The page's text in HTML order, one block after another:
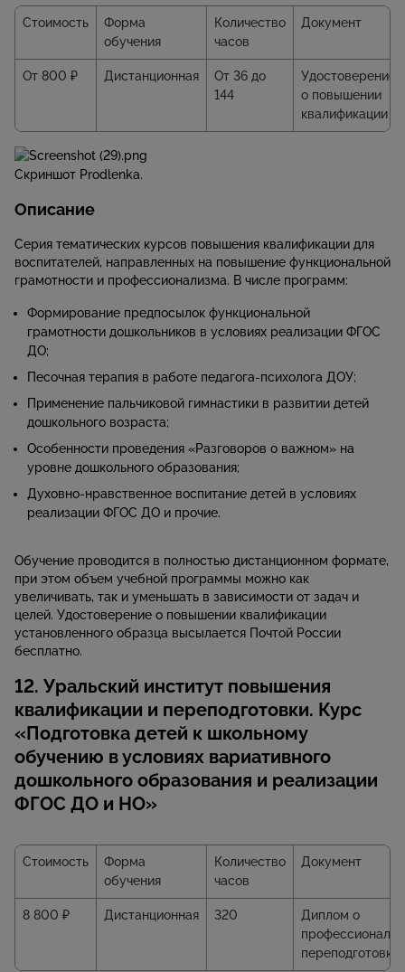
Стоимость
Форма
обучения
Количество
часов
Документ
От 800 ₽ Дистанционная
От 36 до
144
Удостоверение
о повышении
квалификации
Скриншот Prodlenka.
Описание
Серия тематических курсов повышения квалификации для
воспитателей, направленных на повышение функциональной
грамотности и профессионализма. В числе программ:
Формирование предпосылок функциональной
грамотности дошкольников в условиях реализации ФГОС
ДО;
Песочная терапия в работе педагога-психолога ДОУ;
Применение пальчиковой гимнастики в развитии детей
дошкольного возраста;
Особенности проведения «Разговоров о важном» на
уровне дошкольного образования;
Духовно-нравственное воспитание детей в условиях
реализации ФГОС ДО и прочие.
Обучение проводится в полностью дистанционном формате,
при этом объем учебной программы можно как
увеличивать, так и уменьшать в зависимости от задач и
целей. Удостоверение о повышении квалификации
установленного образца высылается Почтой России
бесплатно.
12. Уральский институт повышения
квалификации и переподготовки. Курс
«Подготовка детей к школьному
обучению в условиях вариативного
дошкольного образования и реализации
ФГОС ДО и НО»
Стоимость
Форма
обучения
Количество
часов
Документ
8 800 ₽ Дистанционная 320
Диплом о
переподготовке